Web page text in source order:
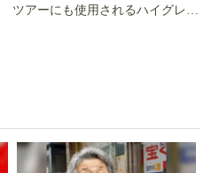
ツアーにも使用されるハイグレー